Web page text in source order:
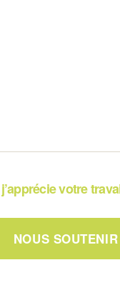
votre
NOUS SOUTENIR